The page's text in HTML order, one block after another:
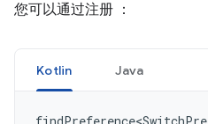
您可以通过注册 ：
Kotlin Java